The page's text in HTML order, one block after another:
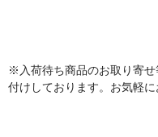
※入荷待ち商品のお取り寄せ
付けしております。お気軽